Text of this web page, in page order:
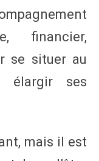
financier,
se situer au
élargir ses
mais il est